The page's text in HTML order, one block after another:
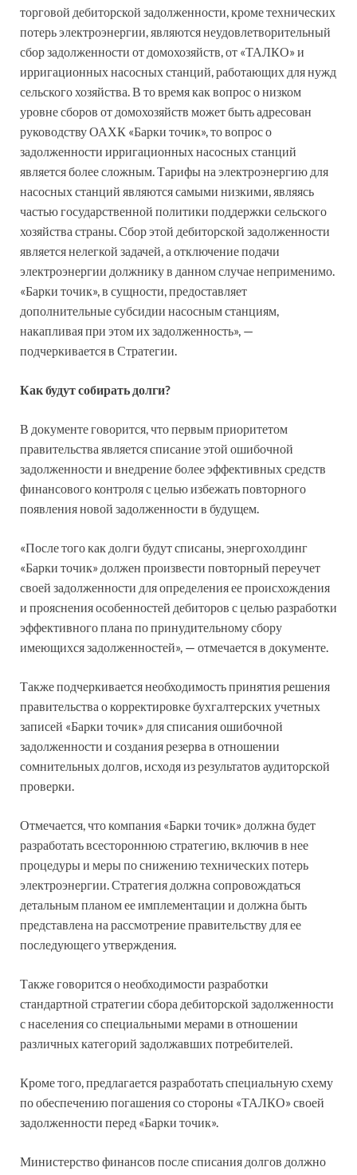
торговой дебиторской задолженности, кроме технических
потерь электроэнергии, являются неудовлетворительный
сбор задолженности от домохозяйств, от «ТАЛКО» и
ирригационных насосных станций, работающих для нужд
сельского хозяйства. В то время как вопрос о низком
уровне сборов от домохозяйств может быть адресован
руководству ОАХК «Барки точик», то вопрос о
задолженности ирригационных насосных станций
является более сложным. Тарифы на электроэнергию для
насосных станций являются самыми низкими, являясь
частью государственной политики поддержки сельского
хозяйства страны. Сбор этой дебиторской задолженности
является нелегкой задачей, а отключение подачи
электроэнергии должнику в данном случае неприменимо.
«Барки точик», в сущности, предоставляет
дополнительные субсидии насосным станциям,
накапливая при этом их задолженность», —
подчеркивается в Стратегии.
Как будут собирать долги?
В документе говорится, что первым приоритетом
правительства является списание этой ошибочной
задолженности и внедрение более эффективных средств
финансового контроля с целью избежать повторного
появления новой задолженности в будущем.
«После того как долги будут списаны, энергохолдинг
«Барки точик» должен произвести повторный переучет
своей задолженности для определения ее происхождения
и прояснения особенностей дебиторов с целью разработки
эффективного плана по принудительному сбору
имеющихся задолженностей», — отмечается в документе.
Также подчеркивается необходимость принятия решения
правительства о корректировке бухгалтерских учетных
записей «Барки точик» для списания ошибочной
задолженности и создания резерва в отношении
сомнительных долгов, исходя из результатов аудиторской
проверки.
Отмечается, что компания «Барки точик» должна будет
разработать всестороннюю стратегию, включив в нее
процедуры и меры по снижению технических потерь
электроэнергии. Стратегия должна сопровождаться
детальным планом ее имплементации и должна быть
представлена на рассмотрение правительству для ее
последующего утверждения.
Также говорится о необходимости разработки
стандартной стратегии сбора дебиторской задолженности
с населения со специальными мерами в отношении
различных категорий задолжавших потребителей.
Кроме того, предлагается разработать специальную схему
по обеспечению погашения со стороны «ТАЛКО» своей
задолженности перед «Барки точик».
Министерство финансов после списания долгов должно